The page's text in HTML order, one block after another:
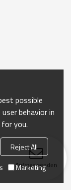
Anfrage senden
possible
behavior in
you.
Reject All
Marketing